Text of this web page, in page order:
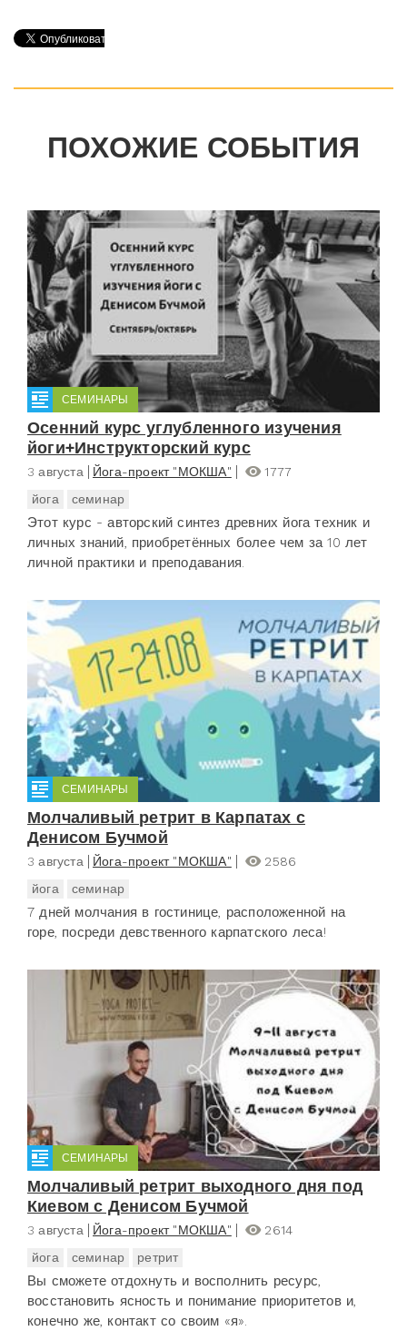
ПОХОЖИЕ СОБЫТИЯ
СЕМИНАРЫ
Осенний курс углубленного изучения
йоги+Инструкторский курс
3 августа Йога-проект "МОКША"
1777
йога
семинар
Этот курс - авторский синтез древних йога техник и
личных знаний, приобретённых более чем за 10 лет
личной практики и преподавания.
СЕМИНАРЫ
Молчаливый ретрит в Карпатах с
Денисом Бучмой
3 августа Йога-проект "МОКША"
2586
йога
семинар
7 дней молчания в гостинице, расположенной на
горе, посреди девственного карпатского леса!
СЕМИНАРЫ
Молчаливый ретрит выходного дня под
Киевом с Денисом Бучмой
3 августа Йога-проект "МОКША"
2614
йога
семинар ретрит
Вы сможете отдохнуть и восполнить ресурс,
восстановить ясность и понимание приоритетов и,
конечно же, контакт со своим «я».